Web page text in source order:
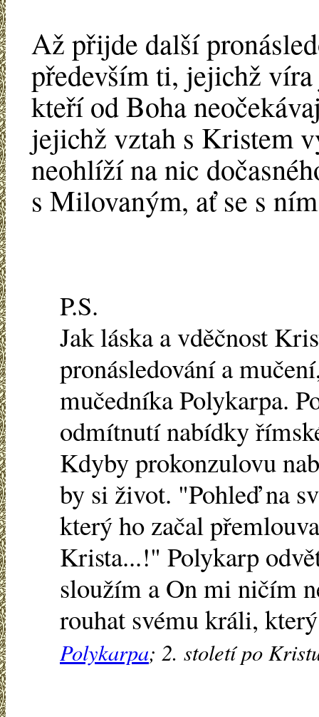
Až přijde další
především ti, jejichž
kteří od Boha
jejichž vztah s Kristem
neohlíží na nic
s Milovaným, ať se s
P.S.
Jak láska a vděčnost
pronásledování a
mučedníka Polykarpa.
odmítnutí nabídky
Kdyby prokonzulovu
by si život. "Pohleď na
který ho začal
Krista...!" Polykarp
sloužím a On mi ničím
rouhat svému králi,
Polykarpa; 2. století po